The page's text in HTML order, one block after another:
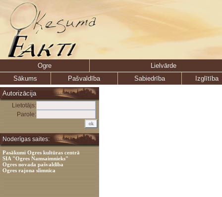
Ogre
Lielvārde
Sākums
Pašvaldība Sabiedrība
Izglītība
Autorizācija
Lietotājs:
Parole:
Noderīgas saites:
Pasākumi Ogres kultūras centrā
SIA "Ogres Namsaimnieks"
Ogres novada pašvaldība
Ogres rajona slimnīca